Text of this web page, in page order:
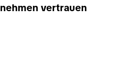
vertrauen